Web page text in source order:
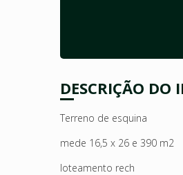
DESCRIÇÃO DO
Terreno de esquina
mede 16,5 x 26 e 390 m2
loteamento rech